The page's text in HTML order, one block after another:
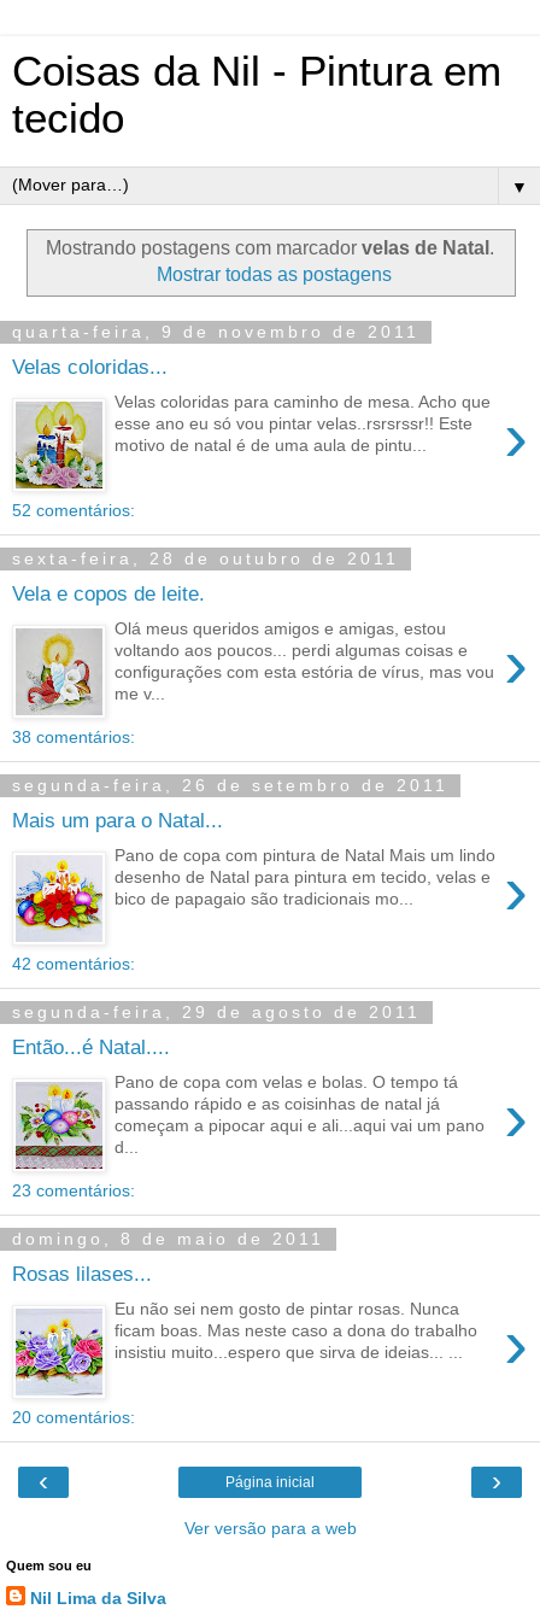
Coisas da Nil - Pintura em
tecido
▼
Mostrando postagens com marcador velas de Natal .
Mostrar todas as postagens
quarta-feira, 9 de novembro de 2011
Velas coloridas...
›
Velas coloridas para caminho de mesa. Acho que
esse ano eu só vou pintar velas..rsrsrssr!! Este
motivo de natal é de uma aula de pintu...
52 comentários:
sexta-feira, 28 de outubro de 2011
Vela e copos de leite.
›
Olá meus queridos amigos e amigas, estou
voltando aos poucos... perdi algumas coisas e
configurações com esta estória de vírus, mas vou
me v...
38 comentários:
segunda-feira, 26 de setembro de 2011
Mais um para o Natal...
›
Pano de copa com pintura de Natal Mais um lindo
desenho de Natal para pintura em tecido, velas e
bico de papagaio são tradicionais mo...
42 comentários:
segunda-feira, 29 de agosto de 2011
Então...é Natal....
›
Pano de copa com velas e bolas. O tempo tá
passando rápido e as coisinhas de natal já
começam a pipocar aqui e ali...aqui vai um pano
d...
23 comentários:
domingo, 8 de maio de 2011
Rosas lilases...
›
Eu não sei nem gosto de pintar rosas. Nunca
ficam boas. Mas neste caso a dona do trabalho
insistiu muito...espero que sirva de ideias... ...
20 comentários:
‹ ›
Página inicial
Ver versão para a web
Quem sou eu
Nil Lima da Silva